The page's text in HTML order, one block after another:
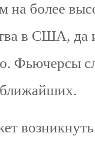
на более
в США, да
Фьючерсы